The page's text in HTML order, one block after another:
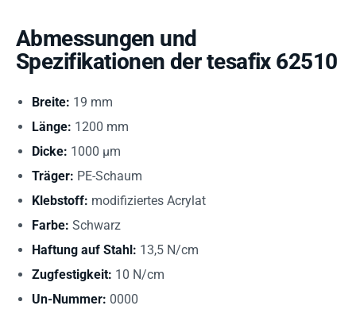
Abmessungen und
Spezifikationen der tesafix 62510
Breite: 19 mm
Länge: 1200 mm
Dicke: 1000 µm
Träger: PE-Schaum
Klebstoff: modifiziertes Acrylat
Farbe: Schwarz
Haftung auf Stahl: 13,5 N/cm
Zugfestigkeit: 10 N/cm
Un-Nummer: 0000